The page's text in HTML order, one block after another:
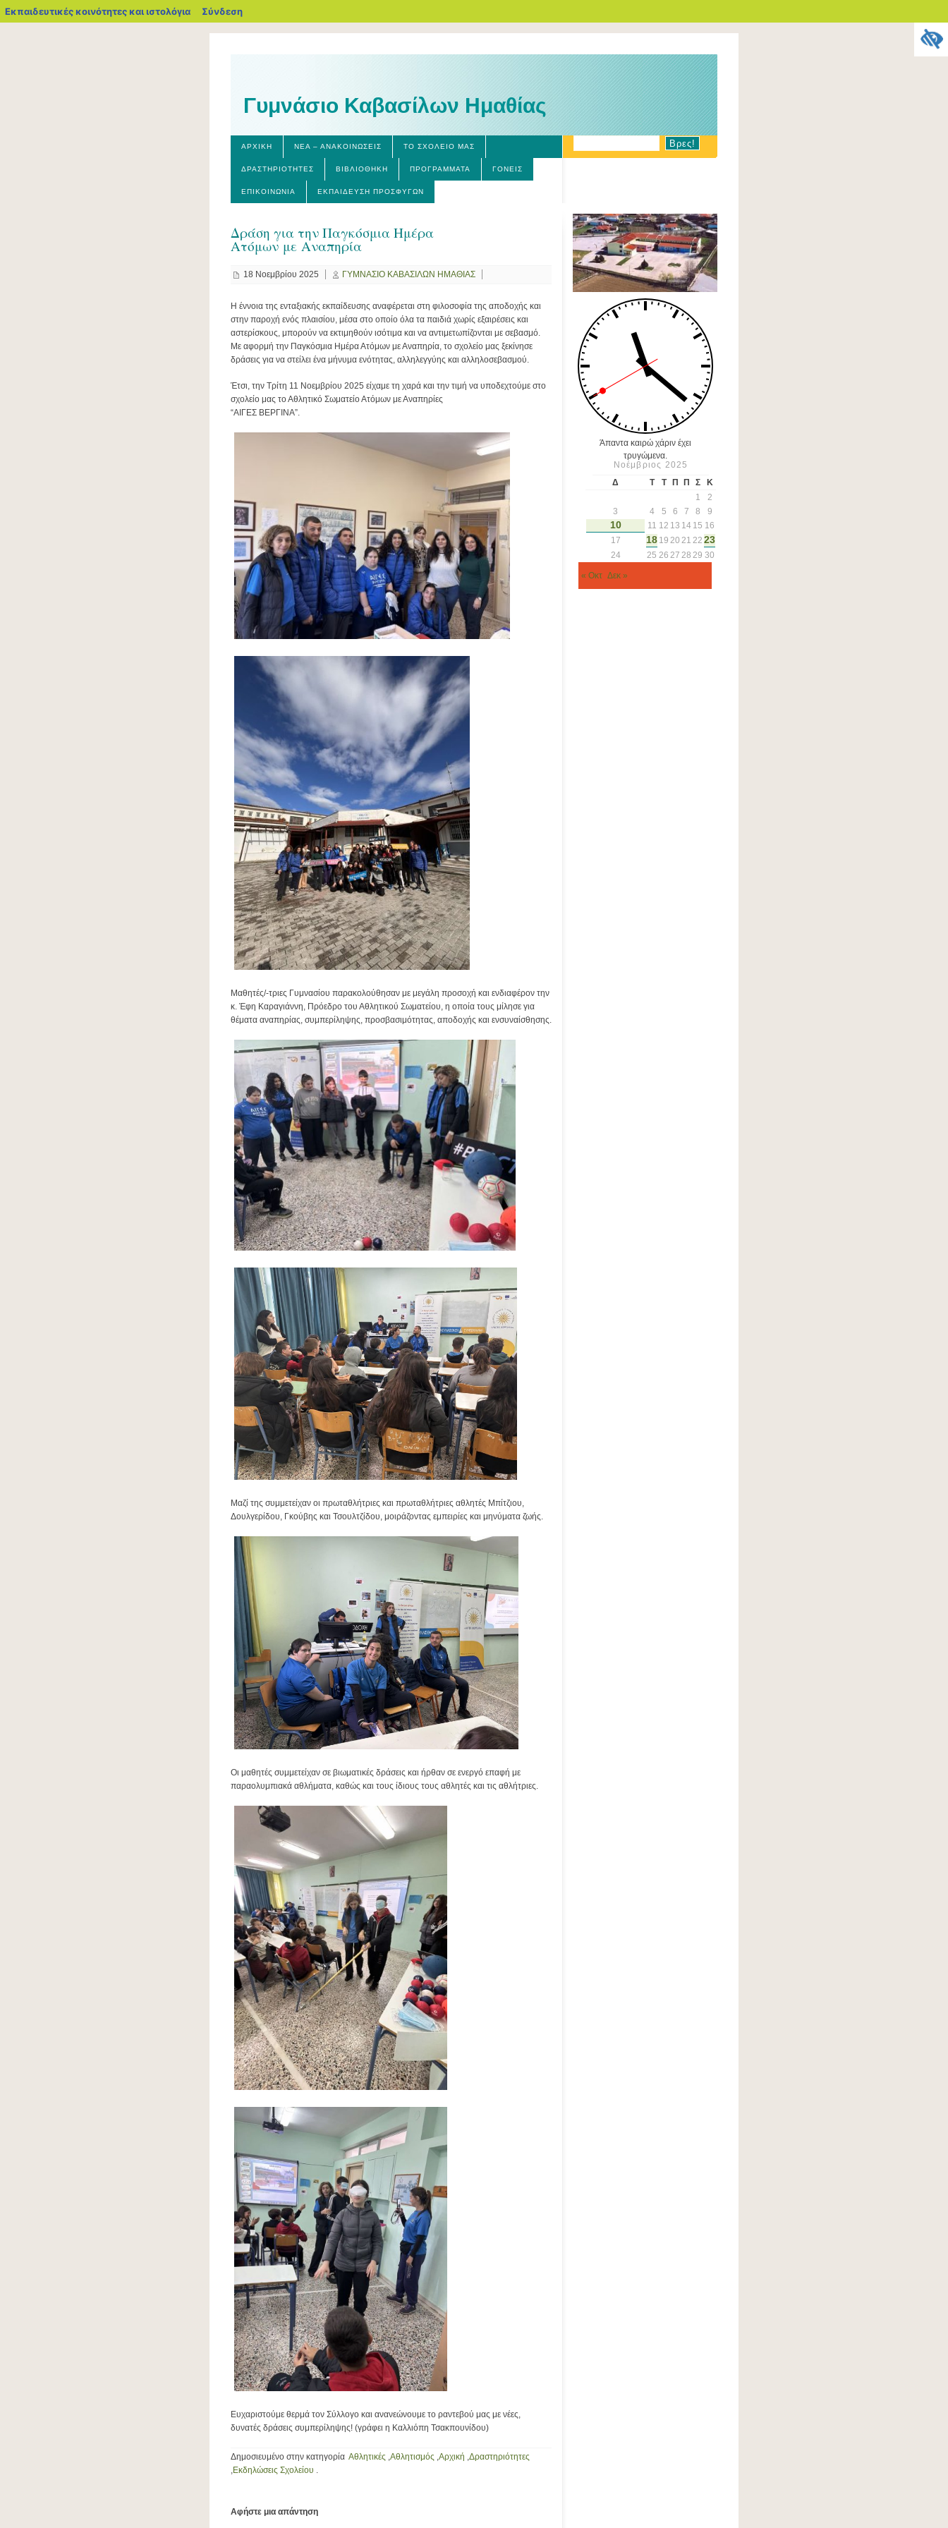
Εκπαιδευτικές κοινότητες και ιστολόγια blogs.sch.gr
Σύνδεση
Γυμνάσιο Καβασίλων Ημαθίας
ΑΡΧΙΚΉ ΝΈΑ – ΑΝΑΚΟΙΝΏΣΕΙΣ ΤΟ ΣΧΟΛΕΊΟ ΜΑΣ
ΔΡΑΣΤΗΡΙΌΤΗΤΕΣ ΒΙΒΛΙΟΘΉΚΗ ΠΡΟΓΡΆΜΜΑΤΑ ΓΟΝΕΊΣ
ΕΠΙΚΟΙΝΩΝΊΑ ΕΚΠΑΊΔΕΥΣΗ ΠΡΟΣΦΎΓΩΝ
Δράση για την Παγκόσμια Ημέρα
Ατόμων με Αναπηρία
18 Νοεμβρίου 2025 ΓΥΜΝΑΣΙΟ ΚΑΒΑΣΙΛΩΝ ΗΜΑΘΙΑΣ
Η έννοια της ενταξιακής εκπαίδευσης αναφέρεται στη φιλοσοφία της αποδοχής και
στην παροχή ενός πλαισίου, μέσα στο οποίο όλα τα παιδιά χωρίς εξαιρέσεις και
αστερίσκους, μπορούν να εκτιμηθούν ισότιμα και να αντιμετωπίζονται με σεβασμό.
Με αφορμή την Παγκόσμια Ημέρα Ατόμων με Αναπηρία, το σχολείο μας ξεκίνησε
δράσεις για να στείλει ένα μήνυμα ενότητας, αλληλεγγύης και αλληλοσεβασμού.
Έτσι, την Τρίτη 11 Νοεμβρίου 2025 είχαμε τη χαρά και την τιμή να υποδεχτούμε στο
σχολείο μας το Αθλητικό Σωματείο Ατόμων με Αναπηρίες
“ΑΙΓΕΣ ΒΕΡΓΙΝΑ”.
Μαθητές/-τριες Γυμνασίου παρακολούθησαν με μεγάλη προσοχή και ενδιαφέρον την
κ. Έφη Καραγιάννη, Πρόεδρο του Αθλητικού Σωματείου, η οποία τους μίλησε για
θέματα αναπηρίας, συμπερίληψης, προσβασιμότητας, αποδοχής και ενσυναίσθησης.
Μαζί της συμμετείχαν οι πρωταθλήτριες και πρωταθλήτριες αθλητές Μπίτζιου,
Δουλγερίδου, Γκούβης και Τσουλτζίδου, μοιράζοντας εμπειρίες και μηνύματα ζωής.
Οι μαθητές συμμετείχαν σε βιωματικές δράσεις και ήρθαν σε ενεργό επαφή με
παραολυμπιακά αθλήματα, καθώς και τους ίδιους τους αθλητές και τις αθλήτριες.
Ευχαριστούμε θερμά τον Σύλλογο και ανανεώνουμε το ραντεβού μας με νέες,
δυνατές δράσεις συμπερίληψης! (γράφει η Καλλιόπη Τσακπουνίδου)
Δημοσιευμένο στην κατηγορία Αθλητικές ,Αθλητισμός ,Αρχική ,Δραστηριότητες
,Εκδηλώσεις Σχολείου .
Αφήστε μια απάντηση
Άπαντα καιρώ χάριν έχει
τρυγώμενα.
Νοέμβριος 2025
Δ
Τ Τ Π Π Σ
Κ
1
2
3
4 5 6 7 8 9
10 11 12 13 14 15 16
17
18 19 20 21 22 23
24 25 26 27 28 29 30
« Οκτ Δεκ »